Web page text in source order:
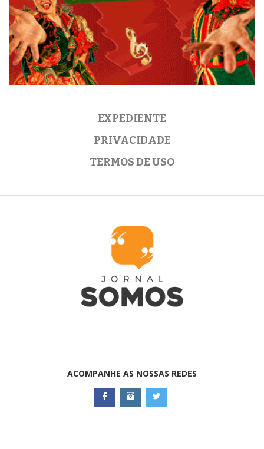
EXPEDIENTE
PRIVACIDADE
TERMOS DE USO
ACOMPANHE AS NOSSAS REDES